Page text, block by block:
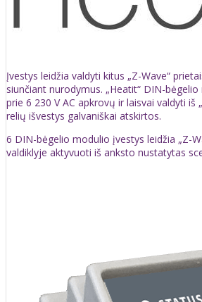
Įvestys leidžia valdyti kitus „Z-Wave“
siunčiant nurodymus. „Heatit“ DIN-
prie 6 230 V AC apkrovų ir laisvai valdyti iš
relių išvestys galvaniškai atskirtos.
6 DIN-bėgelio modulio įvestys leidžia „Z-
valdiklyje aktyvuoti iš anksto nustatytas